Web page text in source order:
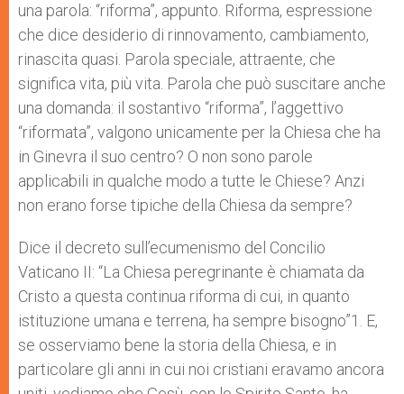
una parola: “riforma”, appunto. Riforma, espressione
che dice desiderio di rinnovamento, cambiamento,
rinascita quasi. Parola speciale, attraente, che
significa vita, più vita. Parola che può suscitare anche
una domanda: il sostantivo “riforma”, l’aggettivo
“riformata”, valgono unicamente per la Chiesa che ha
in Ginevra il suo centro? O non sono parole
applicabili in qualche modo a tutte le Chiese? Anzi
non erano forse tipiche della Chiesa da sempre?
Dice il decreto sull’ecumenismo del Concilio
Vaticano II: “La Chiesa peregrinante è chiamata da
Cristo a questa continua riforma di cui, in quanto
istituzione umana e terrena, ha sempre bisogno”1. E,
se osserviamo bene la storia della Chiesa, e in
particolare gli anni in cui noi cristiani eravamo ancora